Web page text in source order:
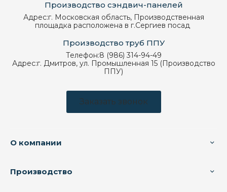
Производство сэндвич-панелей
Адрес:г. Московская область, Производственная
площадка расположена в г.Сергиев посад
Производство труб ППУ
Телефон:8 (986) 314-94-49
Адрес:г. Дмитров, ул. Промышленная 15 (Производство
ППУ)
Заказать звонок
О компании
Производство